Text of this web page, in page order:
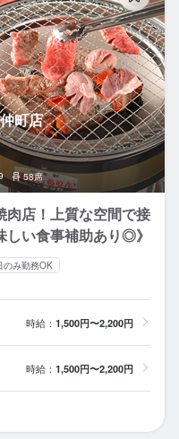
町店
58席
肉店！上質な空間で接
しい食事補助あり◎》
のみ勤務OK
時給： 1,500円〜2,200円
時給： 1,500円〜2,200円